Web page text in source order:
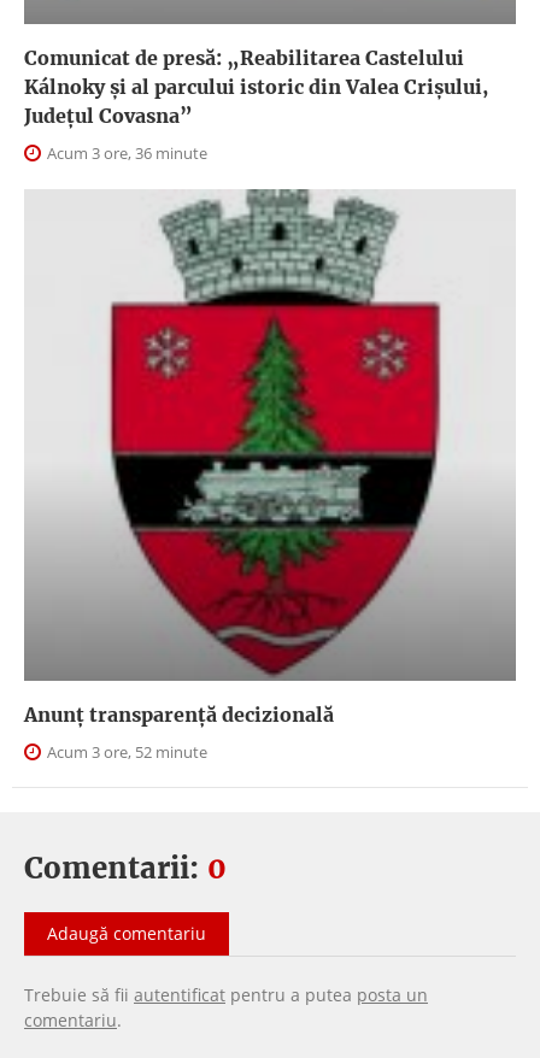
Comunicat de presă: „Reabilitarea Castelului
Kálnoky și al parcului istoric din Valea Crișului,
Județul Covasna”
Acum 3 ore, 36 minute
Anunţ transparenţă decizională
Acum 3 ore, 52 minute
Comentarii: 0
Adaugă comentariu
Trebuie să fii autentificat pentru a putea posta un
comentariu.